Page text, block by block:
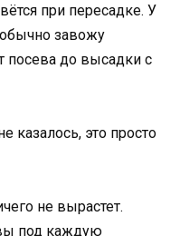
при пересадке. У
завожу
до высадки с
казалось, это просто
не вырастет.
под каждую